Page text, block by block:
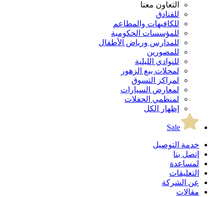
التعاون معنا
للفنادق
للكافيهات والمطاعم
للمؤسسات الحكومية
للمدارس ورياض الأطفال
للمصورين
للنوادي الليلية
لمحلات بيع الزهور
لمراكز التسوق
لمعارض السيارات
لمنظمي الحفلات
إظهار الكل
Sale
خدمة التوصيل
إتصل بنا
لمساعدة
التعليقات
عن الشركة
مقالات